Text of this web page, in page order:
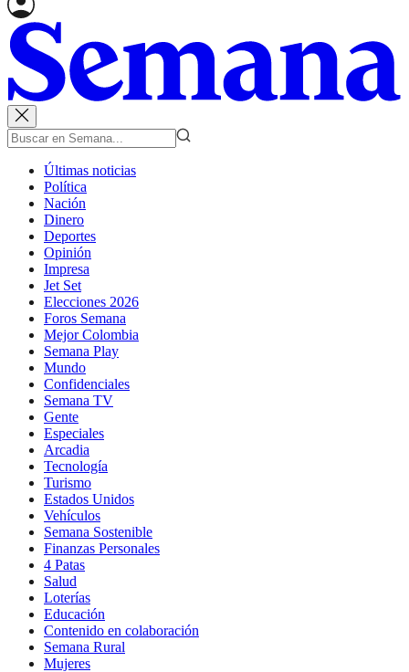
Últimas noticias
Política
Nación
Dinero
Deportes
Opinión
Impresa
Jet Set
Elecciones 2026
Foros Semana
Mejor Colombia
Semana Play
Mundo
Confidenciales
Semana TV
Gente
Especiales
Arcadia
Tecnología
Turismo
Estados Unidos
Vehículos
Semana Sostenible
Finanzas Personales
4 Patas
Salud
Loterías
Educación
Contenido en colaboración
Semana Rural
Mujeres